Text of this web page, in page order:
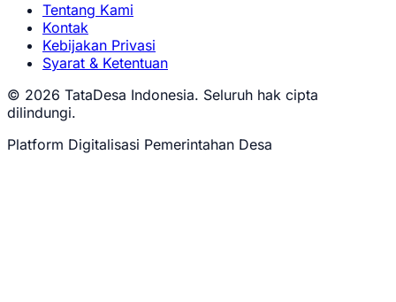
Tentang Kami
Kontak
Kebijakan Privasi
Syarat & Ketentuan
© 2026 TataDesa Indonesia. Seluruh hak cipta
dilindungi.
Platform Digitalisasi Pemerintahan Desa